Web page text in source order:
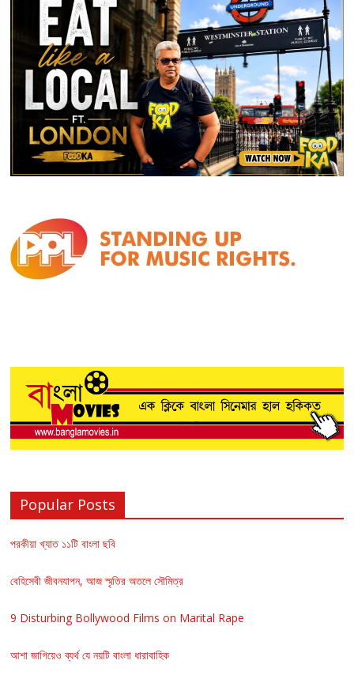
Popular Posts
পরকীয়া খ্যাত ১১টি বাংলা ছবি
বেহিসেবী জীবনযাপন, আজ স্মৃতির অতলে সৌমিত্র
9 Disturbing Bollywood Films on Marital Rape
আশা জাগিয়েও ব্যর্থ যে নয়টি বাংলা ধারাবাহিক